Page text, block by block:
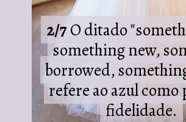
2/7O ditado
something new,
borrowed,
refere ao azul como
fidelidade.
2/7O ditado
something new,
borrowed,
refere ao azul como
fidelidade.